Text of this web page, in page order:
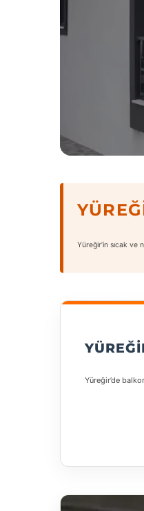
Yüreğir’in sıcak ve
Yüreğir’de